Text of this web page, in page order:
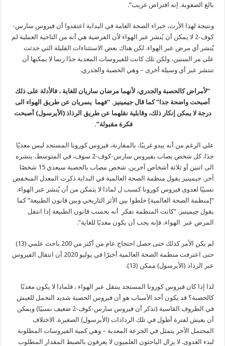
بالغ الصعوبة. إنه افتراض غريب”.
ونتيجة لهذا الأرث، خبراء الصحة العامة في البداية اعتقدوا أن فيروس سارس-
كوف-2 لا يمكن أن يُنشر عبر الهواء لأن الفرضية هي أنه من الناحية العملية لم
يُنشر أي مرض عبر الهواء. لكن هناك بعض الاستثناءات القليلة التي حدثت
على مر السنين، ولكن تلك كانت للفيروسات المعدية جدًا ربما لا يمكنها أن
تنتشر عبر أي وسيلة أخرى – وهي الحصبة والجدري.
“لأمراض كالحصبة والجدري، لأنهما مرضان ساريان للغاية ، فالأدلة على ذلك
أصبحت واضحة جدا” كما قال جيمينيز. “فهما يسريان عن طريق الهواء الى
درجة لا يمكن إنكار ذلك، وقابلية نقلهما عن طريق الرذاذ (الأيرسول) أصبحت
فكرة مقبولة”.
علي الرغم من أنه يبدو غريبًا، بالمقارنة، فيروس كورونا المستجد ليس معديًا
جدَا. كل شخص يصاب بفيروس سارس-كوف-2 سوف، في المتوسط، ينشره
الى اثنين أو ثلاثة أشخاص آخرين. شخص مصاب بالحصبة سيعدي 15 شخصًا
آخر. جيمينيز يقول منظمة الصحة العالمية في البداية ذكرت المعدل المنخفض
نسبيًا لعدوى فيروس كورونا كسبب ل لماذا لا يتمكن من أن يُنشر عبر الهواء.
“[منظمة الصحة العالمية] خلطوا بين الأثر التاريخي وبين قانون الطبيعة” كما
يقول جيمينيز. “كانت المنظمة تفكر أنه بحسب قانون الطبيعة إذا انتقل
المرض عبر الهواء، فإنه يجب أن يكون معديًا للغاية”.
لم يكن الأمر كذلك حتى حصل احتجاج عام من أكثر من 200 باحث علمي (13)
حتى اعترفت منظمة الصحة العالمية أخيرًا في يوليو 2020 أن انتقال الفيروس
عبر الزذاذ (الأيرسول) ممكن (13).
لذا إذا كان فيروس كورونا المستجد ينتقل عبر الهواء ، فلماذا لا يكون معديًا
كالحصبة؟ قد يكون أحد الأسباب هو أن فيروس الحصبة شديد التحمل للعيش
في الظروف القاسية (تذكر أن فيروس سارس-كوف-2 ضعيف نسبيًا) ويمكن
أن يعيش لفترة أطول في تلك الرذاذات (الأيرسول) الصغيرة. الاختلاف
المحتمل الآخر يتمثل في الجرعة المعدية – وهي كمية الفيروسات المطلوبة
لبدء العدوى. لا يزال الباحثون العلميون لا يعرفون بالضبط المقدار المطلوب